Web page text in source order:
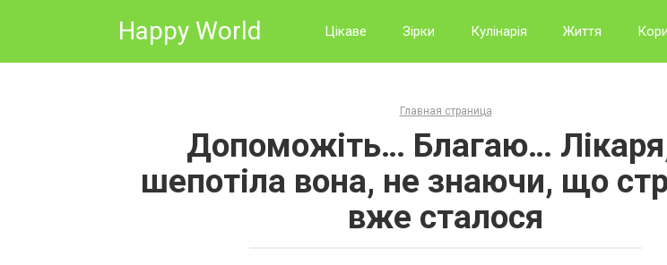
Happy World Цікаве Зірки Кулінарія Життя
Главная страница
Допоможіть… Благаю…
шепотіла вона, не знаючи, що
вже сталося